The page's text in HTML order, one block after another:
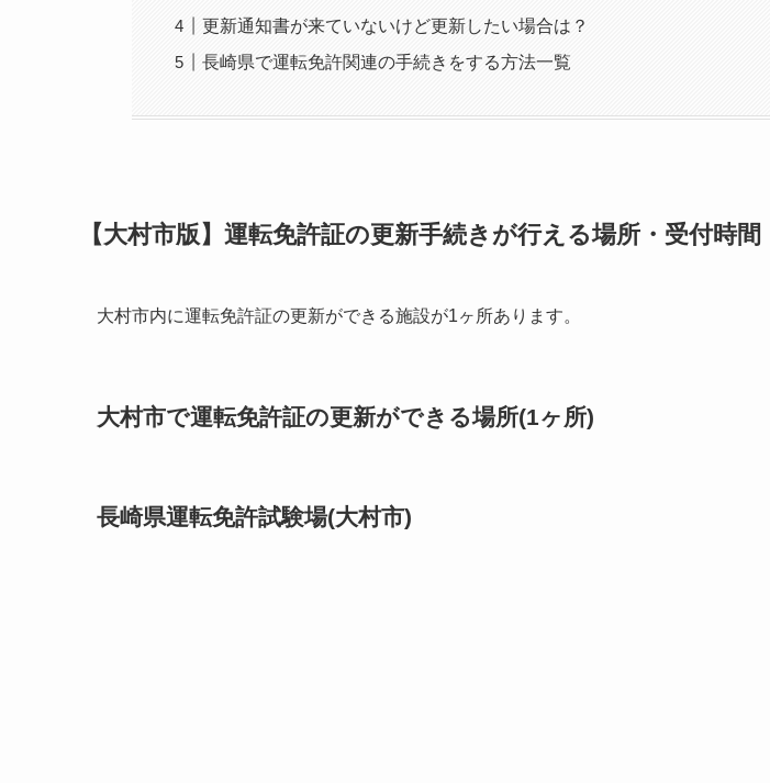
更新通知書が来ていないけど更新したい場合は？
長崎県で運転免許関連の手続きをする方法一覧
【大村市版】運転免許証の更新手続きが行える場所・受付時間
大村市内に運転免許証の更新ができる施設が1ヶ所あります。
大村市で運転免許証の更新ができる場所(1ヶ所)
長崎県運転免許試験場(大村市)